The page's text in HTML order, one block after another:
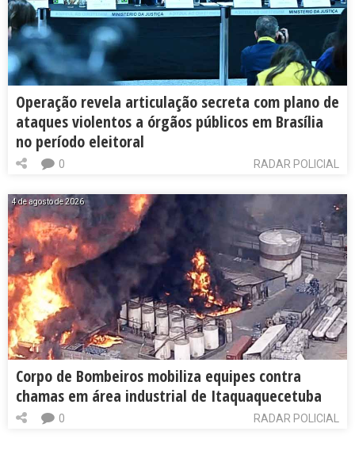
Operação revela articulação secreta com plano de
ataques violentos a órgãos públicos em Brasília
no período eleitoral
RADAR POLICIAL
0
4 de agosto de 2026
Corpo de Bombeiros mobiliza equipes contra
chamas em área industrial de Itaquaquecetuba
RADAR POLICIAL
0